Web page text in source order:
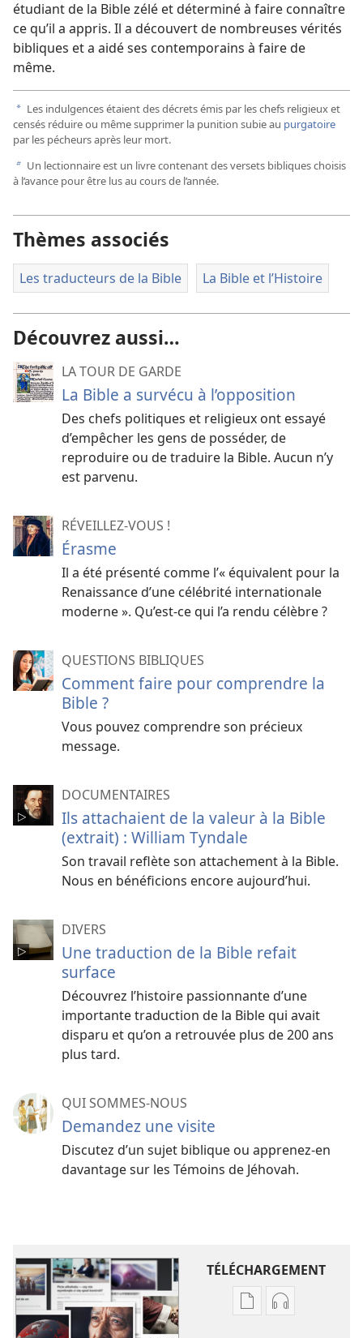
étudiant de la Bible zélé et déterminé à faire connaître
ce qu’il a appris. Il a découvert de nombreuses vérités
bibliques et a aidé ses contemporains à faire de
même.
a Les indulgences étaient des décrets émis par les chefs religieux et
censés réduire ou même supprimer la punition subie au purgatoire
par les pécheurs après leur mort.
b Un lectionnaire est un livre contenant des versets bibliques choisis
à l’avance pour être lus au cours de l’année.
Thèmes associés
Les traducteurs de la Bible La Bible et l’Histoire
Découvrez aussi…
LA TOUR DE GARDE
La Bible a survécu à l’opposition
Des chefs politiques et religieux ont essayé
d’empêcher les gens de posséder, de
reproduire ou de traduire la Bible. Aucun n’y
est parvenu.
RÉVEILLEZ-VOUS !
Érasme
Il a été présenté comme l’« équivalent pour la
Renaissance d’une célébrité internationale
moderne ». Qu’est-​ce qui l’a rendu célèbre ?
QUESTIONS BIBLIQUES
Comment faire pour comprendre la
Bible ?
Vous pouvez comprendre son précieux
message.
DOCUMENTAIRES
Ils attachaient de la valeur à la Bible
(extrait) : William Tyndale
Son travail reflète son attachement à la Bible.
Nous en bénéficions encore aujourd’hui.
DIVERS
Une traduction de la Bible refait
surface
Découvrez l’histoire passionnante d’une
importante traduction de la Bible qui avait
disparu et qu’on a retrouvée plus de 200 ans
plus tard.
QUI SOMMES-NOUS
Demandez une visite
Discutez d’un sujet biblique ou apprenez-​en
davantage sur les Témoins de Jéhovah.
TÉLÉCHARGEMENT
OptionsOptions